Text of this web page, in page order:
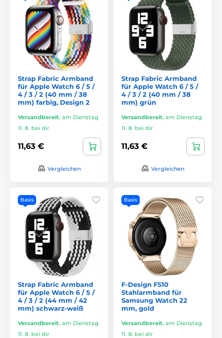
Strap Fabric Armband
für Apple Watch 6 / 5 /
4 / 3 / 2 (40 mm / 38
mm) farbig, Design 2
Versandbereit, am Dienstag
11. 8. bei dir
11,63 €
Vergleichen
Strap Fabric Armband
für Apple Watch 6 / 5 /
4 / 3 / 2 (40 mm / 38
mm) grün
Versandbereit, am Dienstag
11. 8. bei dir
11,63 €
Vergleichen
Basis
Strap Fabric Armband
für Apple Watch 6 / 5 /
4 / 3 / 2 (44 mm / 42
mm) schwarz-weiß
Versandbereit, am Dienstag
11. 8. bei dir
Basis
F-Design FS10
Stahlarmband für
Samsung Watch 22
mm, gold
Versandbereit, am Dienstag
11. 8. bei dir